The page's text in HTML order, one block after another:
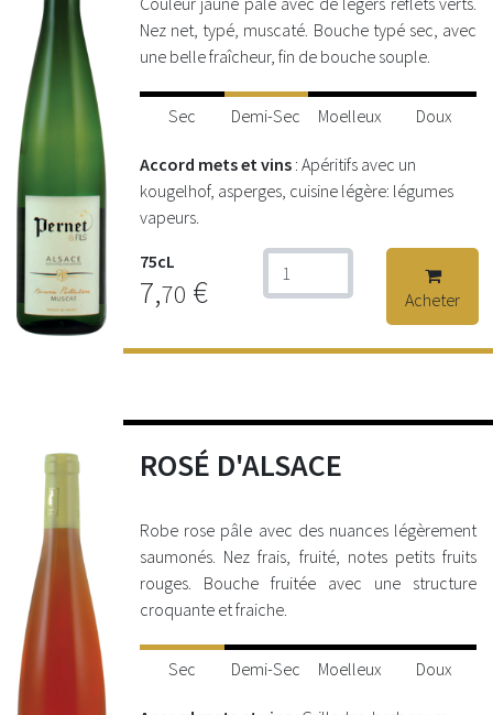
Nez net, typé, muscaté. Bouche typé sec, avec
une belle fraîcheur, fin de bouche souple.
Sec Demi-Sec Moelleux Doux
Accord mets et vins : Apéritifs avec un
kougelhof, asperges, cuisine légère: légumes
vapeurs.
75cL
7,70 € Acheter
ROSÉ D'ALSACE
Robe rose pâle avec des nuances légèrement
saumonés. Nez frais, fruité, notes petits fruits
rouges. Bouche fruitée avec une structure
croquante et fraiche.
Sec Demi-Sec Moelleux Doux